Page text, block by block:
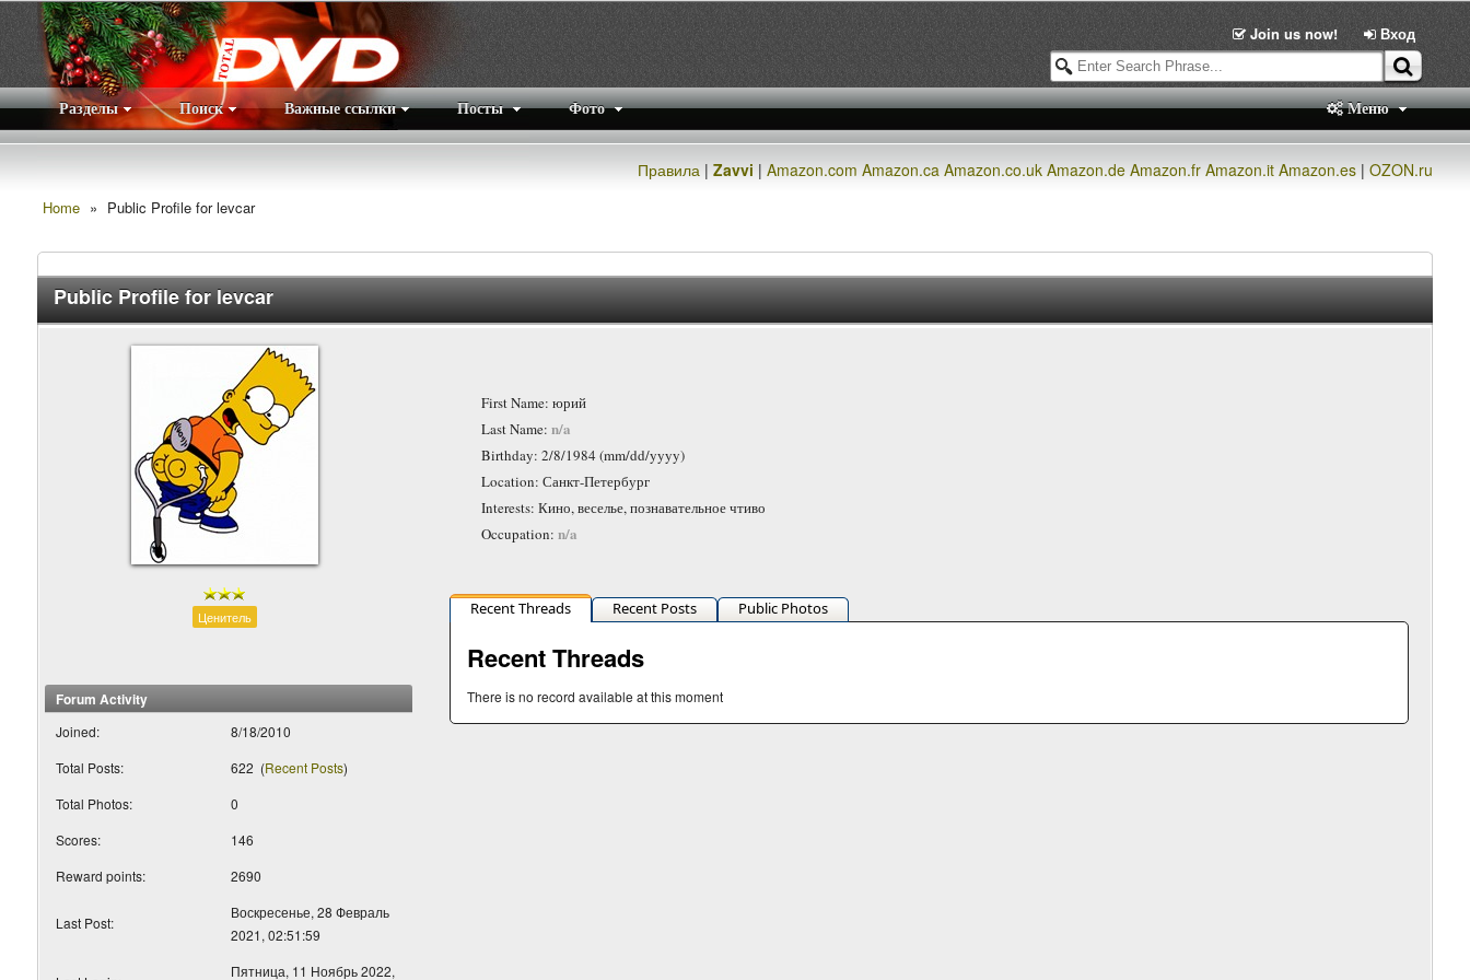
Join us now! Вход
Разделы Поиск Важные ссылки Посты Фото Меню
Правила |Zavvi |Amazon.com Amazon.ca Amazon.co.uk Amazon.de Amazon.fr Amazon.it Amazon.es |OZON.ru
Home » Public Profile for levcar
Public Profile for levcar
Ценитель
Forum Activity
Joined:
8/18/2010
Total Posts:
622 (Recent Posts)
Total Photos:
0
Scores:
146
Reward points:
2690
Last Post:
Воскресенье, 28 Февраль
2021, 02:51:59
Пятница, 11 Ноябрь 2022,
First Name: юрий
Last Name: n/a
Birthday: 2/8/1984 (mm/dd/yyyy)
Location: Санкт-Петербург
Interests: Кино, веселье, познавательное чтиво
Occupation: n/a
Recent Threads Recent Posts Public Photos
Recent Threads
There is no record available at this moment